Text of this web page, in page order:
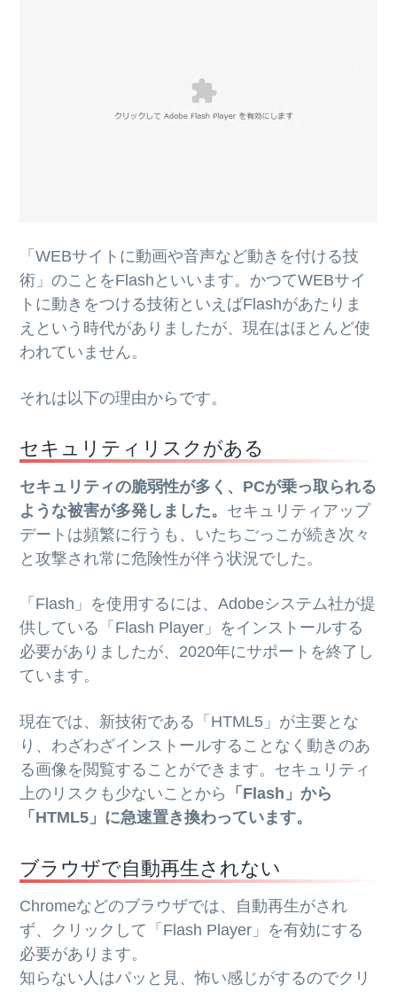
「WEBサイトに動画や音声など動きを付ける技
術」のことをFlashといいます。かつてWEBサイ
トに動きをつける技術といえばFlashがあたりま
えという時代がありましたが、現在はほとんど使
われていません。
それは以下の理由からです。
セキュリティリスクがある
セキュリティの脆弱性が多く、PCが乗っ取られる
ような被害が多発しました。 セキュリティアップ
デートは頻繁に行うも、いたちごっこが続き次々
と攻撃され常に危険性が伴う状況でした。
「Flash」を使用するには、Adobeシステム社が提
供している「Flash Player」をインストールする
必要がありましたが、2020年にサポートを終了し
ています。
現在では、新技術である「HTML5」が主要とな
り、わざわざインストールすることなく動きのあ
る画像を閲覧することができます。セキュリティ
上のリスクも少ないことから
「Flash」から
「HTML5」に急速置き換わっています。
ブラウザで自動再生されない
Chromeなどのブラウザでは、自動再生がされ
ず、クリックして「Flash Player」を有効にする
必要があります。
知らない人はパッと見、怖い感じがするのでクリ